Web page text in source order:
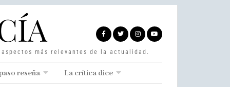
más relevantes de la actualidad.
reseña La crítica dice